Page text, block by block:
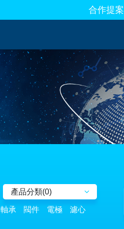
合作提案
產品分類(0)
軸承 閥件 電極
濾心